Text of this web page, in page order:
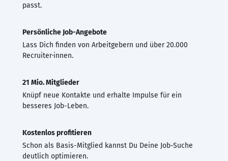
passt.
Persönliche Job-Angebote
Lass Dich finden von Arbeitgebern und über 20.000
Recruiter·innen.
21 Mio. Mitglieder
Knüpf neue Kontakte und erhalte Impulse für ein
besseres Job-Leben.
Kostenlos profitieren
Schon als Basis-Mitglied kannst Du Deine Job-Suche
deutlich optimieren.